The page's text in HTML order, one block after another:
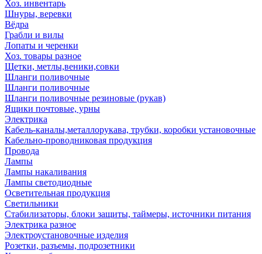
Хоз. инвентарь
Шнуры, веревки
Вёдра
Грабли и вилы
Лопаты и черенки
Хоз. товары разное
Щетки, метлы,веники,совки
Шланги поливочные
Шланги поливочные
Шланги поливочные резиновые (рукав)
Ящики почтовые, урны
Электрика
Кабель-каналы,металлорукава, трубки, коробки установочные
Кабельно-проводниковая продукция
Провода
Лампы
Лампы накаливания
Лампы светодиодные
Осветительная продукция
Светильники
Стабилизаторы, блоки защиты, таймеры, источники питания
Электрика разное
Электроустановочные изделия
Розетки, разъемы, подрозетники